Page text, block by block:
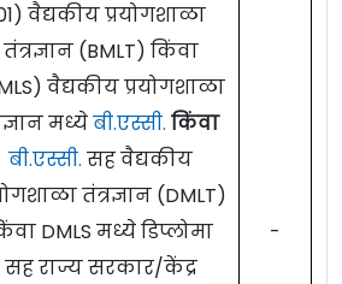
वैद्यकीय प्रयोगशाळा
तंत्रज्ञान (BMLT) किंवा
वैद्यकीय प्रयोगशाळा
मध्येबी.एस्सी. किंवा
बी.एस्सी. सह वैद्यकीय
तंत्रज्ञान (DMLT)
DMLS मध्ये डिप्लोमा
सह राज्य सरकार/केंद्र
-